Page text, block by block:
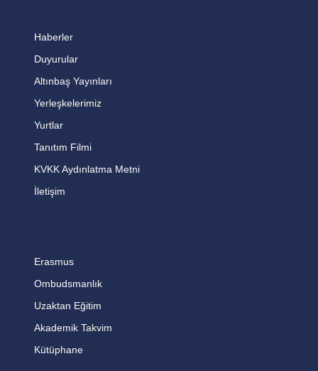
Haberler
Duyurular
Altınbaş Yayınları
Yerleşkelerimiz
Yurtlar
Tanıtım Filmi
KVKK Aydınlatma Metni
İletişim
Erasmus
Ombudsmanlık
Uzaktan Eğitim
Akademik Takvim
Kütüphane